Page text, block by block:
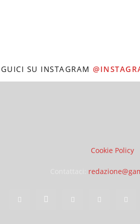
SU INSTAGRAM
Cookie Policy